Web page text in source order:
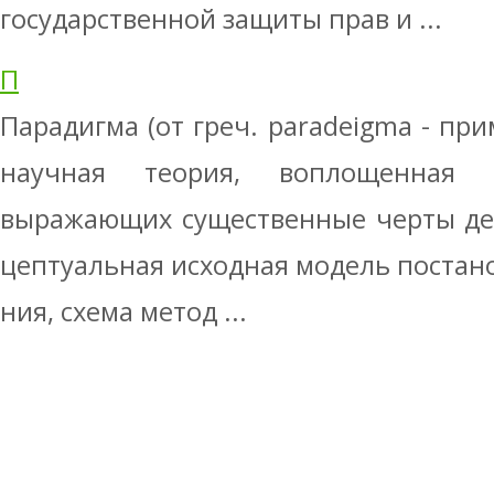
государственной защиты прав и ...
П
Парадигма (от греч. paradeigma -
научная теория,
выражающих существенные черты
цептуальная исходная модель
ния, схема метод ...